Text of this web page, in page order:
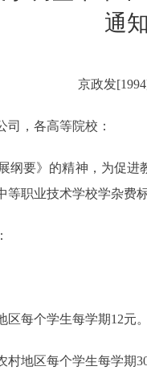
通知
京政发
，各高等院校：
要》的精神，为促进
职业技术学校学杂费
每个学生每学期12元。
地区每个学生每学期30